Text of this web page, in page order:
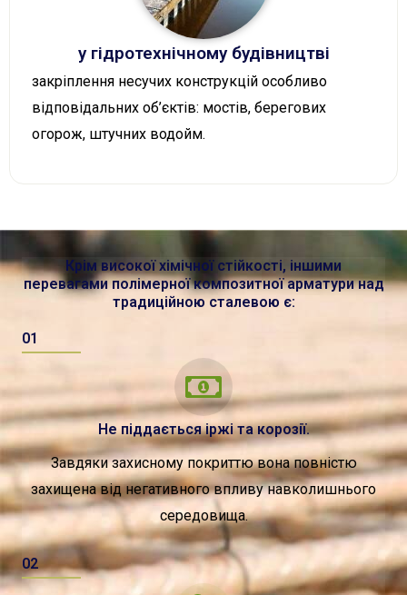
у гідротехнічному будівництві
закріплення несучих конструкцій особливо
відповідальних об’єктів: мостів, берегових
огорож, штучних водойм.
Крім високої хімічної стійкості, іншими
перевагами полімерної композитної арматури над
традиційною сталевою є:
01
Не піддається іржі та корозії.
Завдяки захисному покриттю вона повністю
захищена від негативного впливу навколишнього
середовища.
02